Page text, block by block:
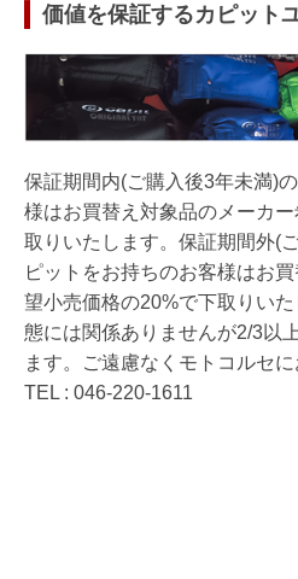
価値を保証するカピット
保証期間内(ご購入後3年未満)
様はお買替え対象品のメーカ
取りいたします。保証期間外(
ピットをお持ちのお客様はお
望小売価格の20%で下取りい
態には関係ありませんが2/3以
ます。ご遠慮なくモトコルセ
TEL : 046-220-1611